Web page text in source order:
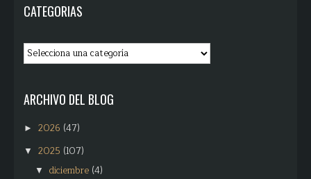
CATEGORIAS
ARCHIVO DEL BLOG
► 2026 (47)
▼ 2025 (107)
▼ diciembre (4)